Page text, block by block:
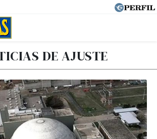
DE AJUSTE